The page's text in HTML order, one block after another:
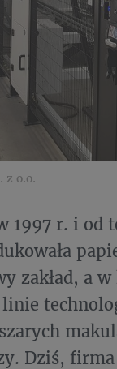
z o.o.
1997 r. i
zakład, a
Dziś,